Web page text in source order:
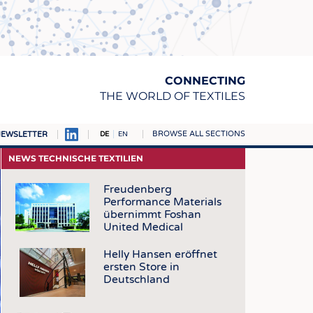
CONNECTING
THE WORLD OF TEXTILES
DE EN BROWSE ALL SECTIONS
& GEWIRKE
NEWS TECHNISCHE TEXTILIEN
Freudenberg
Performance Materials
übernimmt Foshan
United Medical
Helly Hansen eröffnet
ersten Store in
Deutschland